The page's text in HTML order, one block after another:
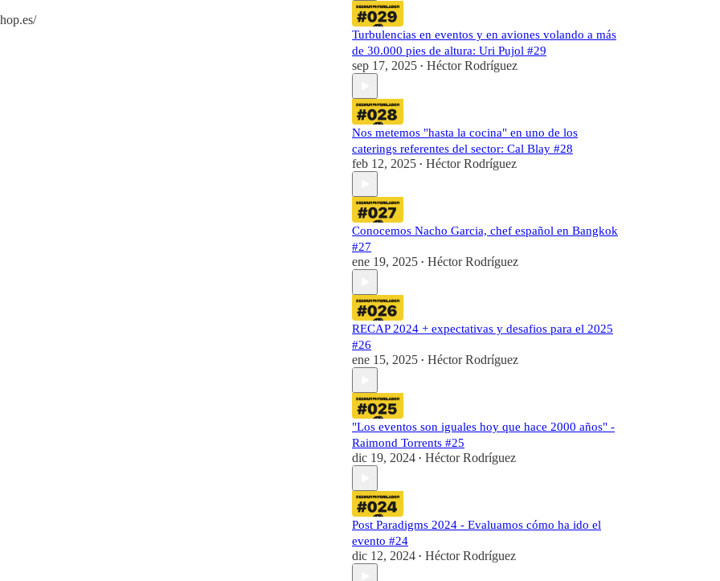
Turbulencias en eventos y en aviones volando a más
de 30.000 pies de altura: Uri Pujol #29
sep 17, 2025 • Héctor Rodríguez
Nos metemos "hasta la cocina" en uno de los
caterings referentes del sector: Cal Blay #28
feb 12, 2025 • Héctor Rodríguez
Conocemos Nacho Garcia, chef español en Bangkok
#27
ene 19, 2025 • Héctor Rodríguez
RECAP 2024 + expectativas y desafios para el 2025
#26
ene 15, 2025 • Héctor Rodríguez
"Los eventos son iguales hoy que hace 2000 años" -
Raimond Torrents #25
dic 19, 2024 • Héctor Rodríguez
Post Paradigms 2024 - Evaluamos cómo ha ido el
evento #24
dic 12, 2024 • Héctor Rodríguez